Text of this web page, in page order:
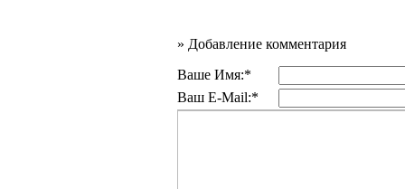
» Добавление комментария
Ваше Имя:*
Ваш E-Mail:*